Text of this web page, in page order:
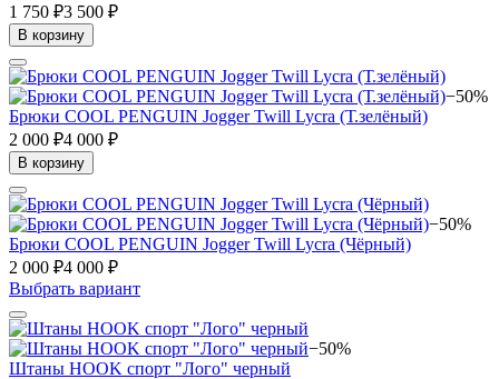
1 750 ₽3 500 ₽
В корзину
−50%
Брюки COOL PENGUIN Jogger Twill Lycra (Т.зелёный)
2 000 ₽4 000 ₽
В корзину
−50%
Брюки COOL PENGUIN Jogger Twill Lycra (Чёрный)
2 000 ₽4 000 ₽
Выбрать вариант
−50%
Штаны HOOK спорт "Лого" черный